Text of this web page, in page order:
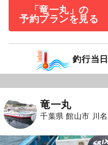
「竜一丸」の
予約プランを見る
釣行当
竜一丸
千葉県 館山市 川